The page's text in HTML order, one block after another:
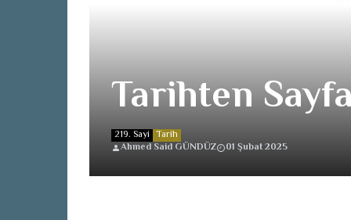
Tarihten
219. Sayi Tarih
Ahmed Said GÜNDÜZ
01 Şubat 2025